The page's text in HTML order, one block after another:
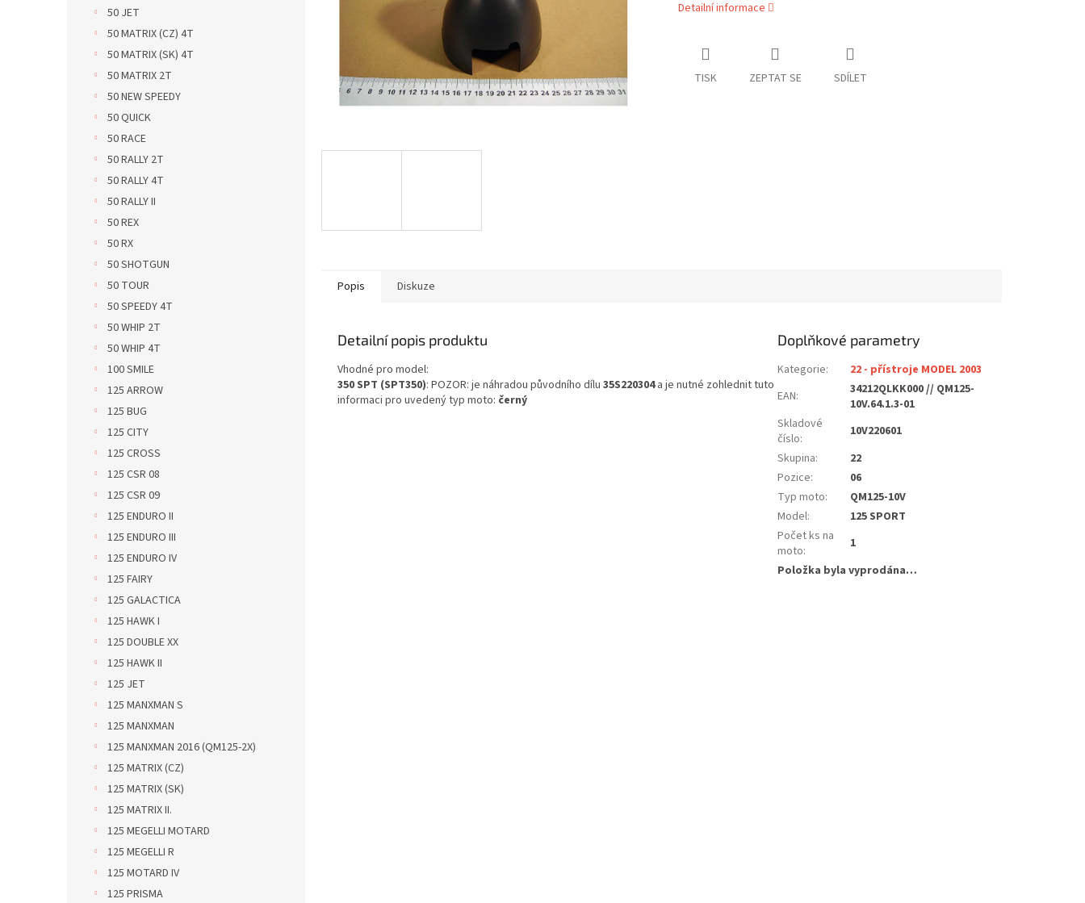
50 JET
50 MATRIX (CZ) 4T
50 MATRIX (SK) 4T
50 MATRIX 2T
50 NEW SPEEDY
50 QUICK
50 RACE
50 RALLY 2T
50 RALLY 4T
50 RALLY II
50 REX
50 RX
50 SHOTGUN
50 TOUR
50 SPEEDY 4T
50 WHIP 2T
50 WHIP 4T
100 SMILE
125 ARROW
125 BUG
125 CITY
125 CROSS
125 CSR 08
125 CSR 09
125 ENDURO II
125 ENDURO III
125 ENDURO IV
125 FAIRY
125 GALACTICA
125 HAWK I
125 DOUBLE XX
125 HAWK II
125 JET
125 MANXMAN S
125 MANXMAN
125 MANXMAN 2016 (QM125-2X)
125 MATRIX (CZ)
125 MATRIX (SK)
125 MATRIX II.
125 MEGELLI MOTARD
125 MEGELLI R
125 MOTARD IV
125 PRISMA
Detailní informace
TISK ZEPTAT SE SDÍLET
Popis Diskuze
Detailní popis produktu
Vhodné pro model:
350 SPT (SPT350): POZOR: je náhradou původního dílu 35S220304a je nutné zohlednit tuto
informaci pro uvedený typ moto: černý
Doplňkové parametry
Kategorie:
22 - přístroje MODEL 2003
EAN:
34212QLKK000 // QM125-
10V.64.1.3-01
Skladové
číslo:
10V220601
Skupina:
22
Pozice:
06
Typ moto:
QM125-10V
Model:
125 SPORT
Počet ks na
moto:
1
Položka byla vyprodána…